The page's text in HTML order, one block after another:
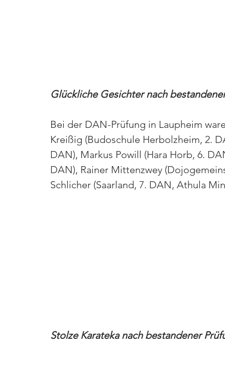
Glückliche Gesichter nach
Bei der DAN-Prüfung in Laupheim
Kreißig (Budoschule Herbolzheim, 2.
DAN), Markus Powill (Hara Horb, 6.
DAN), Rainer Mittenzwey
Schlicher (Saarland, 7. DAN, Athula
Stolze Karateka nach bestandener